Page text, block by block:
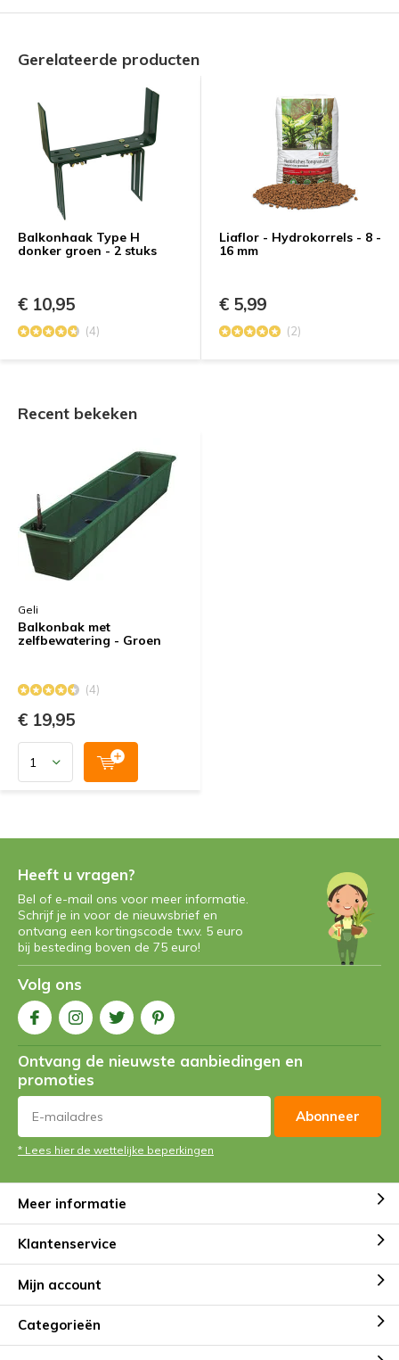
Gerelateerde producten
Balkonhaak Type H
donker groen - 2 stuks
€ 10,95
(4)
Liaflor - Hydrokorrels - 8 -
16 mm
€ 5,99
(2)
Recent bekeken
Geli
Balkonbak met
zelfbewatering - Groen
(4)
€ 19,95
Heeft u vragen?
Bel of e-mail ons voor meer informatie.
Schrijf je in voor de nieuwsbrief en
ontvang een kortingscode t.w.v. 5 euro
bij besteding boven de 75 euro!
Volg ons
Ontvang de nieuwste aanbiedingen en
promoties
Abonneer
* Lees hier de wettelijke beperkingen
Meer informatie
Klantenservice
Mijn account
Categorieën